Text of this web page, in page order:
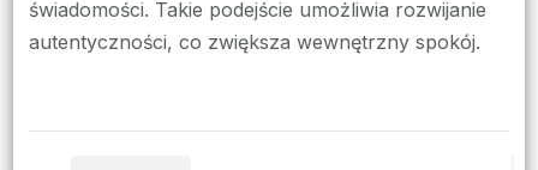
świadomości. Takie podejście umożliwia rozwijanie
autentyczności, co zwiększa wewnętrzny spokój.